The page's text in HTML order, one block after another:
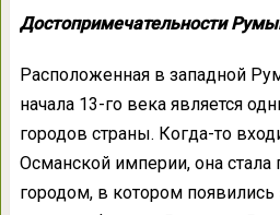
Достопримечательности
Расположенная в западной
начала 13-го века является
городов страны. Когда-то
Османской империи, она
городом, в котором появились